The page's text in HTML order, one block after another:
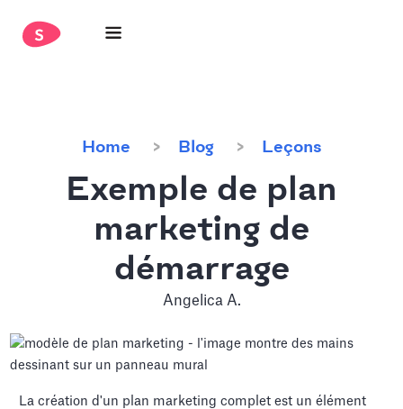
Home Blog Leçons
Exemple de plan
marketing de
démarrage
Angelica A.
La création d'un plan marketing complet est un élément